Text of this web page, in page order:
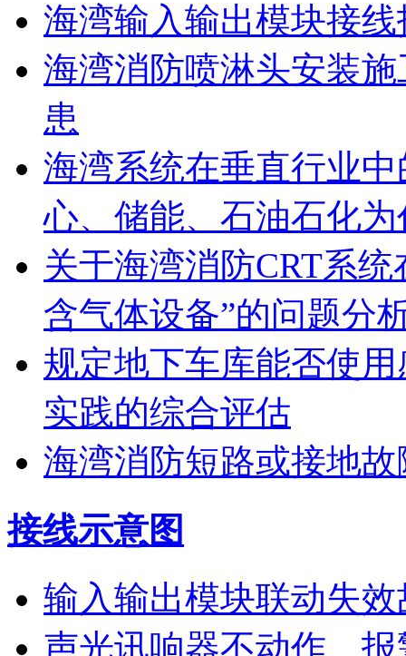
海湾输入输出模块接
海湾消防喷淋头安装
患
海湾系统在垂直行业
心、储能、石油石化
关于海湾消防CRT系
含气体设备”的问题分
规定地下车库能否使
实践的综合评估
海湾消防短路或接地
接线示意图
输入输出模块联动失效
声光讯响器不动作、